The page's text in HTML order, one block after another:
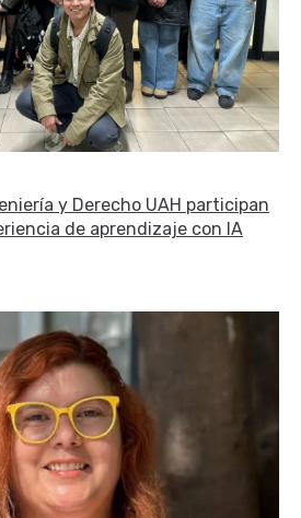
y Derecho UAH participan
de aprendizaje con IA